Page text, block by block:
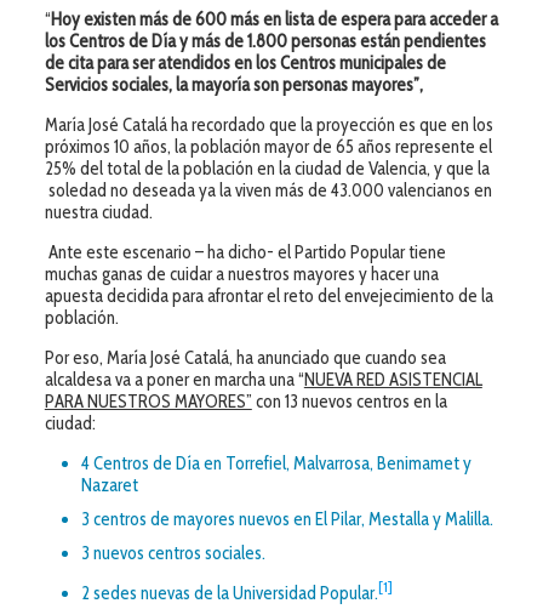
“Hoy existen más de 600 más en lista de esperapara acceder a
los Centros de Día y más de 1.800 personas están pendientes
de cita para ser atendidos en los Centros municipales de
Servicios sociales, la mayoría son personas mayores”,
María José Catalá ha recordado que la proyección es que en los
próximos 10 años, la población mayor de 65 años represente el
25% del total de la población en la ciudad de Valencia, y que la
soledad no deseada ya la viven más de 43.000 valencianos en
nuestra ciudad.
Ante este escenario – ha dicho- el Partido Popular tiene
muchas ganas de cuidar a nuestros mayores y hacer una
apuesta decidida para afrontar el reto del envejecimiento de la
población.
Por eso, María José Catalá, ha anunciado que cuando sea
alcaldesa va a poner en marcha una “NUEVA RED ASISTENCIAL
PARA NUESTROS MAYORES” con 13 nuevos centros en la
ciudad:
4 Centros de Día en Torrefiel, Malvarrosa, Benimamet y
Nazaret
3 centros de mayores nuevos en El Pilar, Mestalla y Malilla.
3 nuevos centros sociales.
2 sedes nuevas de la Universidad Popular.[1]